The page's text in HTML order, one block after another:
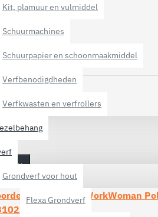
Kit, plamuur en vulmiddel
Schuurmachines
Schuurpapier en schoonmaakmiddel
Verfbenodigdheden
Verfkwasten en verfrollers
Grondverf voor hout
Flexa Grondverf
van deWorkWoman